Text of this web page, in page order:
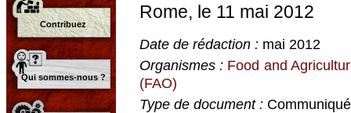
Contribuez
Qui sommes-nous ?
Rome, le 11 mai 2012
Date de rédaction : mai 2012
Organismes : Food and
(FAO)
Type de document : Communiqué